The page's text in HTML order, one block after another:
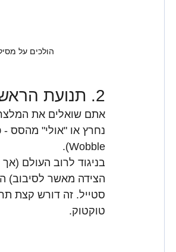
הולכים על
2. תנועת הראש שמשגעת תיירים
אתם שואלים את המלצר
Wobble).
בניגוד לרוב העולם
הצידה מאשר לסיבוב)
סטייל. זה דורש קצת
טוקטוק.